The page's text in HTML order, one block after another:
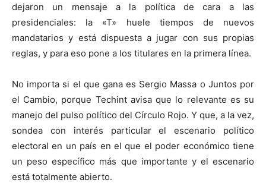
dejaron un mensaje a la política de cara a las
presidenciales: la «T» huele tiempos de nuevos
mandatarios y está dispuesta a jugar con sus propias
reglas, y para eso pone a los titulares en la primera línea.
No importa si el que gana es Sergio Massa o Juntos por
el Cambio, porque Techint avisa que lo relevante es su
manejo del pulso político del Círculo Rojo. Y que, a la vez,
sondea con interés particular el escenario político
electoral en un país en el que el poder económico tiene
un peso específico más que importante y el escenario
está totalmente abierto.